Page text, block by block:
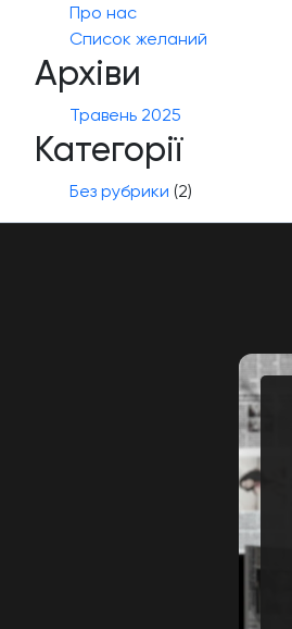
Про нас
Список желаний
Архіви
Травень 2025
Категорії
Без рубрики (2)